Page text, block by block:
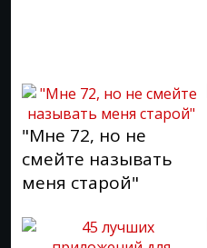
"Мне 72, но не
смейте называть
меня старой"